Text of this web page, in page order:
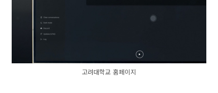
고려대학교 홈페이지